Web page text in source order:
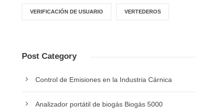
VERIFICACIÓN DE USUARIO VERTEDEROS
Post Category
Control de Emisiones en la Industria Cárnica
Analizador portátil de biogás Biogás 5000